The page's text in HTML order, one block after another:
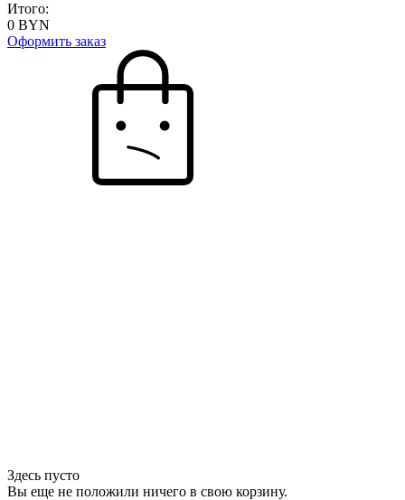
Итого:
0 BYN
Оформить заказ
Здесь пусто
Вы еще не положили ничего в свою корзину.